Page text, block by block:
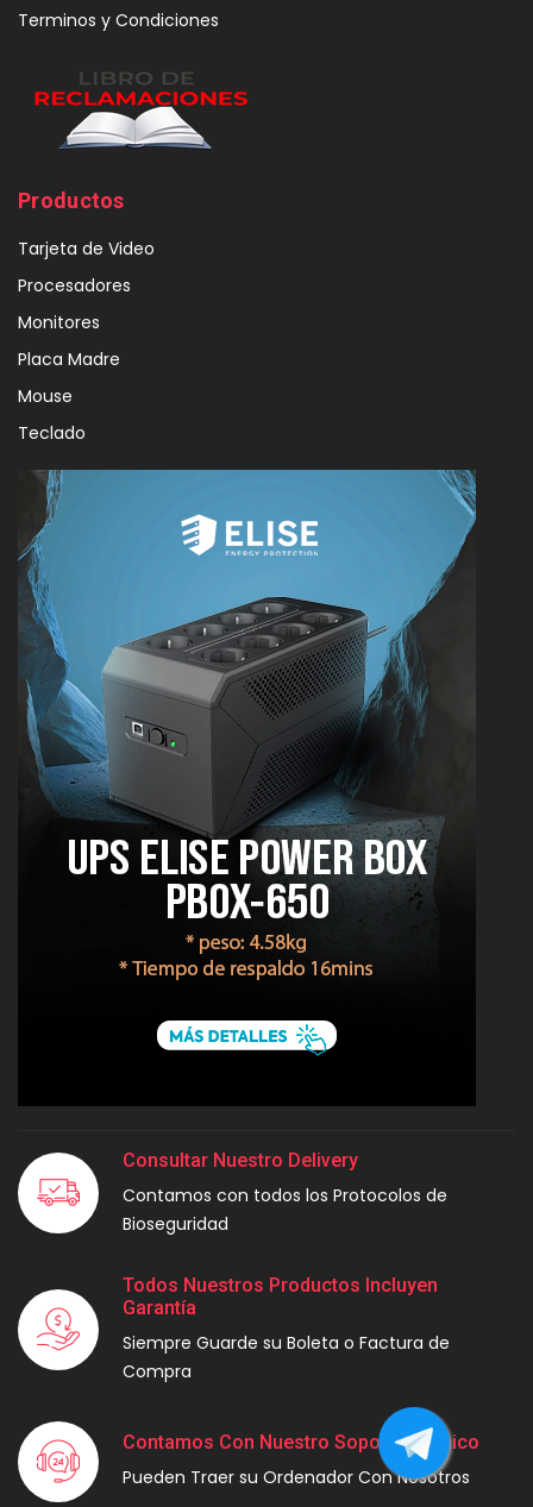
Terminos y Condiciones
Productos
Tarjeta de Video
Procesadores
Monitores
Placa Madre
Mouse
Teclado
Consultar Nuestro Delivery
Contamos con todos los Protocolos de
Bioseguridad
Todos Nuestros Productos Incluyen
Garantía
Siempre Guarde su Boleta o Factura de
Compra
Contamos Con Nuestro Soporte Técnico
Pueden Traer su Ordenador Con Nosotros